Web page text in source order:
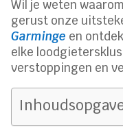
Wil je weten
gerust onze
Garminge en
elke
verstoppingen en